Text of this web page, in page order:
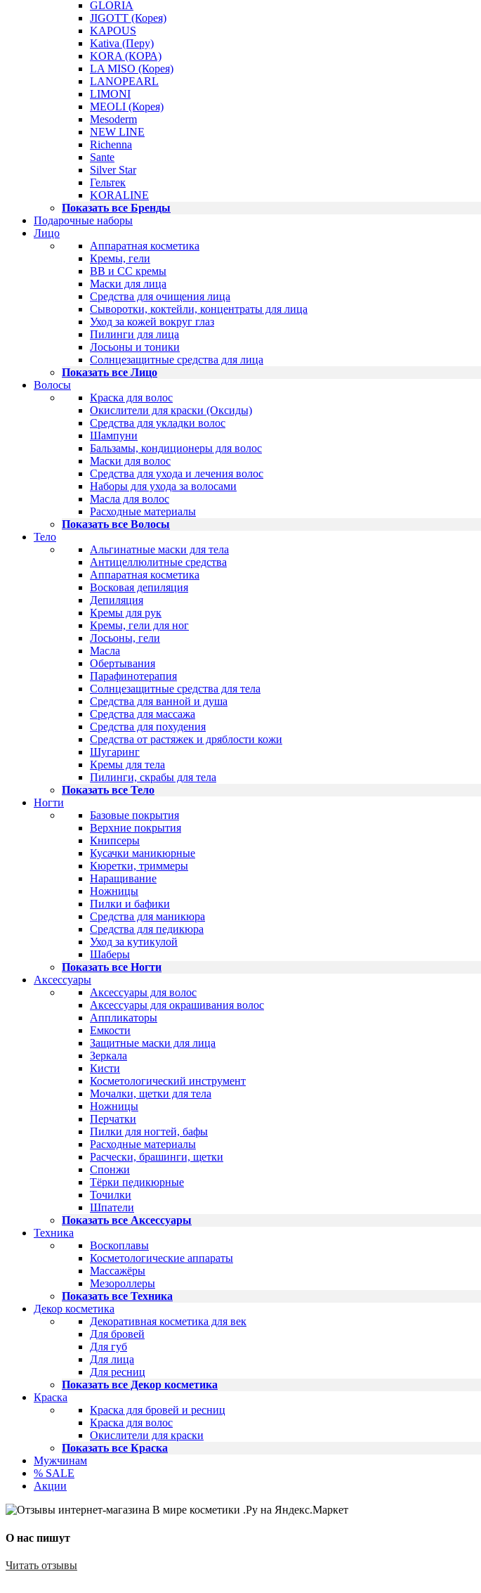
GLORIA
JIGOTT (Корея)
KAPOUS
Kativa (Перу)
KORA (КОРА)
LA MISO (Корея)
LANOPEARL
LIMONI
MEOLI (Корея)
Mesoderm
NEW LINE
Richenna
Sante
Silver Star
Гельтек
KORALINE
Показать все Бренды
Подарочные наборы
Лицо
Аппаратная косметика
Кремы, гели
BB и CC кремы
Маски для лица
Средства для очищения лица
Сыворотки, коктейли, концентраты для лица
Уход за кожей вокруг глаз
Пилинги для лица
Лосьоны и тоники
Солнцезащитные средства для лица
Показать все Лицо
Волосы
Краска для волос
Окислители для краски (Оксиды)
Средства для укладки волос
Шампуни
Бальзамы, кондиционеры для волос
Маски для волос
Средства для ухода и лечения волос
Наборы для ухода за волосами
Масла для волос
Расходные материалы
Показать все Волосы
Тело
Альгинатные маски для тела
Антицеллюлитные средства
Аппаратная косметика
Восковая депиляция
Депиляция
Кремы для рук
Кремы, гели для ног
Лосьоны, гели
Масла
Обертывания
Парафинотерапия
Солнцезащитные средства для тела
Средства для ванной и душа
Средства для массажа
Средства для похудения
Средства от растяжек и дряблости кожи
Шугаринг
Кремы для тела
Пилинги, скрабы для тела
Показать все Тело
Ногти
Базовые покрытия
Верхние покрытия
Книпсеры
Кусачки маникюрные
Кюретки, триммеры
Наращивание
Ножницы
Пилки и бафики
Средства для маникюра
Средства для педикюра
Уход за кутикулой
Шаберы
Показать все Ногти
Аксессуары
Аксессуары для волос
Аксессуары для окрашивания волос
Аппликаторы
Емкости
Защитные маски для лица
Зеркала
Кисти
Косметологический инструмент
Мочалки, щетки для тела
Ножницы
Перчатки
Пилки для ногтей, бафы
Расходные материалы
Расчески, брашинги, щетки
Спонжи
Тёрки педикюрные
Точилки
Шпатели
Показать все Аксессуары
Техника
Воскоплавы
Косметологические аппараты
Массажёры
Мезороллеры
Показать все Техника
Декор косметика
Декоративная косметика для век
Для бровей
Для губ
Для лица
Для ресниц
Показать все Декор косметика
Краска
Краска для бровей и ресниц
Краска для волос
Окислители для краски
Показать все Краска
Мужчинам
% SALE
Акции
О нас пишут
Читать отзывы